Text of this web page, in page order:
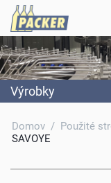
Výrobky
Domov / Použité
SAVOYE